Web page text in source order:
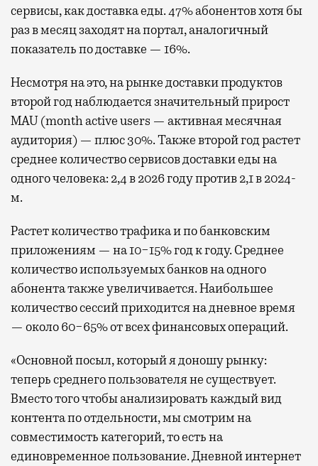
сервисы, как доставка еды. 47% абонентов хотя бы
раз в месяц заходят на портал, аналогичный
показатель по доставке — 16%.
Несмотря на это, на рынке доставки продуктов
второй год наблюдается значительный прирост
MAU (month active users — активная месячная
аудитория) — плюс 30%. Также второй год растет
среднее количество сервисов доставки еды на
одного человека: 2,4 в 2026 году против 2,1 в 2024-
м.
Растет количество трафика и по банковским
приложениям — на 10−15% год к году. Среднее
количество используемых банков на одного
абонента также увеличивается. Наибольшее
количество сессий приходится на дневное время
— около 60−65% от всех финансовых операций.
«Основной посыл, который я доношу рынку:
теперь среднего пользователя не существует.
Вместо того чтобы анализировать каждый вид
контента по отдельности, мы смотрим на
совместимость категорий, то есть на
единовременное пользование. Дневной интернет